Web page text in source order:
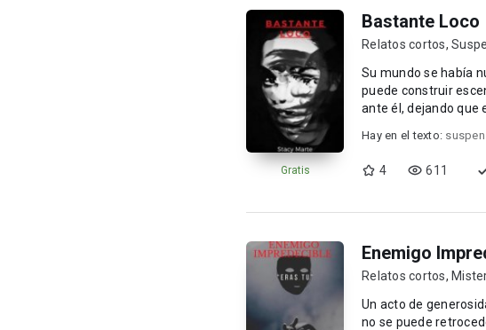
Gratis
Bastante Loco
Relatos cortos,
Su mundo se había nublado.
puede construir
ante él, dejando que
Hay en el texto:
4 611
Enemigo
Relatos cortos,
Un acto de
no se puede